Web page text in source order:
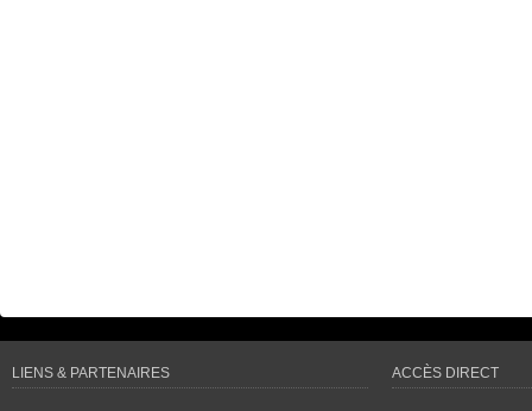
LIENS & PARTENAIRES ACCÈS DIRECT